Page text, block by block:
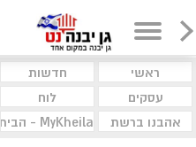
ראשי חדשות
עסקים
לוח
אהבנו ברשת
MyKheila - הבית לעסקים וקהילות